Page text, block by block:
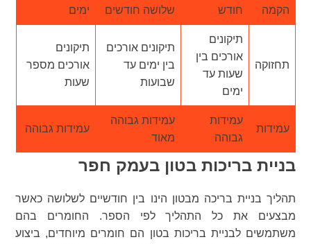
הקמה חודש שלושה חודשים ימים
תחזוקה
תיקונים
אורכים בין
שעות עד
ימים
תיקונים אורכים
בין ימים עד
שבועות
תיקונים
אורכים מספר
שעות
עמידות
עמידות
גבוהה
עמידות גבוהה
מאוד
עמידות גבוהה
בניית בריכות בטון בעמק חפר
תהליך בניית בריכה מבטון הינו בין חודשיים לשלושה כאשר
מבצעים את כל התהליך לפי הספר. החומרים בהם
משתמשים לבניית בריכות בטון הם חומרים מיוחדים, ביצוע